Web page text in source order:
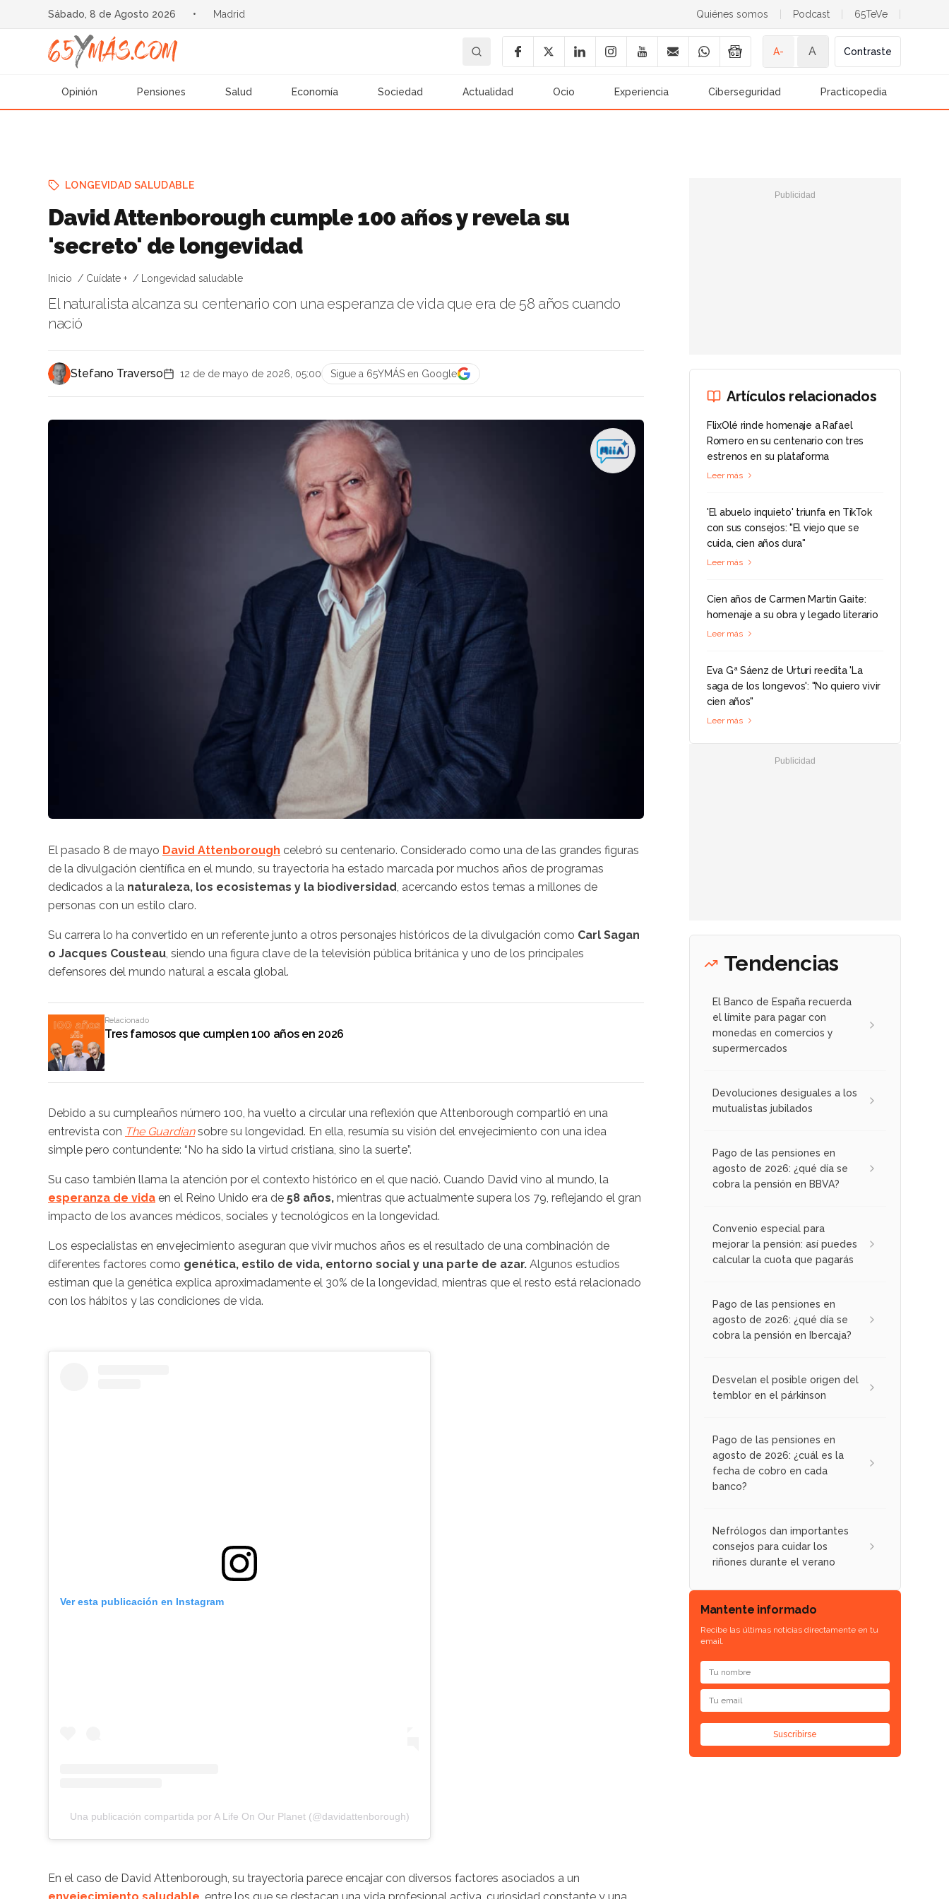
Sábado, 8 de Agosto 2026 • Madrid Quiénes somos Podcast 65TeVe
A- A Contraste
Opinión Pensiones Salud Economía Sociedad Actualidad Ocio Experiencia Ciberseguridad Practicopedia
LONGEVIDAD SALUDABLE
David Attenborough cumple 100 años y revela su
'secreto' de longevidad
Inicio Cuídate + Longevidad saludable
El naturalista alcanza su centenario con una esperanza de vida que era de 58 años cuando
nació
Stefano Traverso 12 de de mayo de 2026, 05:00 Sigue a 65YMÁS en Google
El pasado 8 de mayo David Attenborough celebró su centenario. Considerado como una de las grandes figuras
de la divulgación científica en el mundo, su trayectoria ha estado marcada por muchos años de programas
dedicados a la naturaleza, los ecosistemas y la biodiversidad , acercando estos temas a millones de
personas con un estilo claro.
Su carrera lo ha convertido en un referente junto a otros personajes históricos de la divulgación como Carl Sagan
o Jacques Cousteau , siendo una figura clave de la televisión pública británica y uno de los principales
defensores del mundo natural a escala global.
Relacionado
Tres famosos que cumplen 100 años en 2026
Debido a su cumpleaños número 100, ha vuelto a circular una reflexión que Attenborough compartió en una
entrevista con The Guardian sobre su longevidad. En ella, resumía su visión del envejecimiento con una idea
simple pero contundente: “No ha sido la virtud cristiana, sino la suerte”.
Su caso también llama la atención por el contexto histórico en el que nació. Cuando David vino al mundo, la
esperanza de vida en el Reino Unido era de 58 años, mientras que actualmente supera los 79, reflejando el gran
impacto de los avances médicos, sociales y tecnológicos en la longevidad.
Los especialistas en envejecimiento aseguran que vivir muchos años es el resultado de una combinación de
diferentes factores como genética, estilo de vida, entorno social y una parte de azar. Algunos estudios
estiman que la genética explica aproximadamente el 30% de la longevidad, mientras que el resto está relacionado
con los hábitos y las condiciones de vida.
Ver esta publicación en Instagram
Una publicación compartida por A Life On Our Planet (@davidattenborough)
En el caso de David Attenborough, su trayectoria parece encajar con diversos factores asociados a un
Artículos relacionados
FlixOlé rinde homenaje a Rafael
Romero en su centenario con tres
estrenos en su plataforma
Leer más
'El abuelo inquieto' triunfa en TikTok
con sus consejos: "El viejo que se
cuida, cien años dura"
Leer más
Cien años de Carmen Martín Gaite:
homenaje a su obra y legado literario
Leer más
Eva Gª Sáenz de Urturi reedita 'La
saga de los longevos': "No quiero vivir
cien años"
Leer más
Tendencias
El Banco de España recuerda
el límite para pagar con
monedas en comercios y
supermercados
Devoluciones desiguales a los
mutualistas jubilados
Pago de las pensiones en
agosto de 2026: ¿qué día se
cobra la pensión en BBVA?
Convenio especial para
mejorar la pensión: así puedes
calcular la cuota que pagarás
Pago de las pensiones en
agosto de 2026: ¿qué día se
cobra la pensión en Ibercaja?
Desvelan el posible origen del
temblor en el párkinson
Pago de las pensiones en
agosto de 2026: ¿cuál es la
fecha de cobro en cada
banco?
Nefrólogos dan importantes
consejos para cuidar los
riñones durante el verano
Mantente informado
Recibe las últimas noticias directamente en tu
email.
Suscribirse